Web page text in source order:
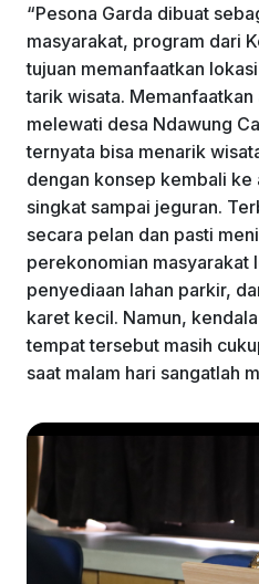
“Pesona Garda dibuat
masyarakat, program dari
tujuan memanfaatkan
tarik wisata.
melewati desa Ndawung
ternyata bisa menarik
dengan konsep kembali ke
singkat sampai jeguran.
secara pelan dan pasti
perekonomian masyarakat
penyediaan lahan parkir,
karet kecil. Namun,
tempat tersebut masih
saat malam hari sangatlah